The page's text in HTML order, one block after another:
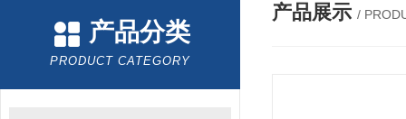
产品分类
PRODUCT CATEGORY
产品展示 /